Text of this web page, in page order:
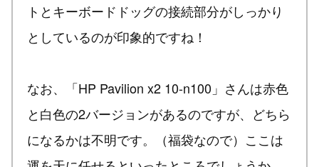
トとキーボードドッグの接続部分がしっかり
としているのが印象的ですね！
なお、「HP Pavilion x2 10-n100」さんは赤色
と白色の2バージョンがあるのですが、どちら
になるかは不明です。（福袋なので）ここは